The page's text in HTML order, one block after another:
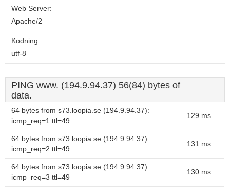
Web Server:
Apache/2
Kodning:
utf-8
PING www. (194.9.94.37) 56(84) bytes of
data.
64 bytes from s73.loopia.se (194.9.94.37):
icmp_req=1 ttl=49
129 ms
64 bytes from s73.loopia.se (194.9.94.37):
icmp_req=2 ttl=49
131 ms
64 bytes from s73.loopia.se (194.9.94.37):
icmp_req=3 ttl=49
130 ms